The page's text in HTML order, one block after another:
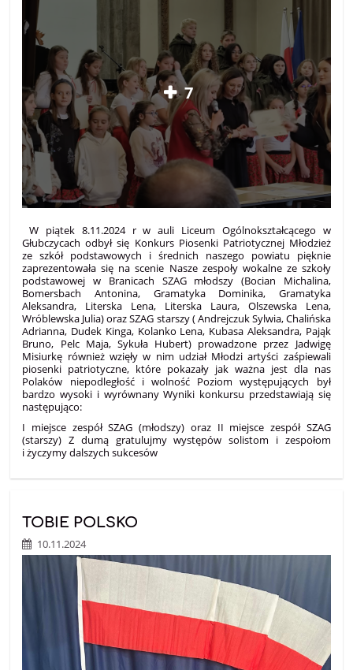
7
W piątek 8.11.2024 r w auli Liceum Ogólnokształcącego w
Głubczycach odbył się Konkurs Piosenki Patriotycznej Młodzież
ze szkół podstawowych i średnich naszego powiatu pięknie
zaprezentowała się na scenie Nasze zespoły wokalne ze szkoły
podstawowej w Branicach SZAG młodszy (Bocian Michalina,
Bomersbach Antonina, Gramatyka Dominika, Gramatyka
Aleksandra, Literska Lena, Literska Laura, Olszewska Lena,
Wróblewska Julia) oraz SZAG starszy ( Andrejczuk Sylwia, Chalińska
Adrianna, Dudek Kinga, Kolanko Lena, Kubasa Aleksandra, Pająk
Bruno, Pelc Maja, Sykuła Hubert) prowadzone przez Jadwigę
Misiurkę również wzięły w nim udział Młodzi artyści zaśpiewali
piosenki patriotyczne, które pokazały jak ważna jest dla nas
Polaków niepodległość i wolność Poziom występujących był
bardzo wysoki i wyrównany Wyniki konkursu przedstawiają się
następująco:
I miejsce zespół SZAG (młodszy) oraz II miejsce zespół SZAG
(starszy) Z dumą gratulujmy występów solistom i zespołom
i życzymy dalszych sukcesów
TOBIE POLSKO
10.11.2024